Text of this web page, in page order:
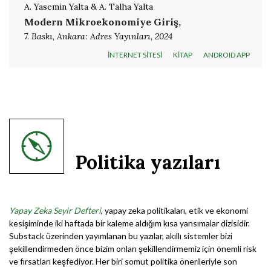
A. Yasemin Yalta & A. Talha Yalta
Modern Mikroekonomiye Giriş,
7. Baskı, Ankara: Adres Yayınları, 2024
İNTERNET SİTESİ KİTAP ANDROID APP
Politika yazıları
Yapay Zeka Seyir Defteri, yapay zeka politikaları, etik ve ekonomi
kesişiminde iki haftada bir kaleme aldığım kısa yansımalar dizisidir.
Substack üzerinden yayımlanan bu yazılar, akıllı sistemler bizi
şekillendirmeden önce bizim onları şekillendirmemiz için önemli risk
ve fırsatları keşfediyor. Her biri somut politika önerileriyle son